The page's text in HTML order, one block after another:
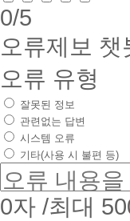
0/5
오류제보 챗
오류 유형
잘못된 정보
관련없는 답변
시스템 오류
기타(사용 시 불편 등)
0자 /최대